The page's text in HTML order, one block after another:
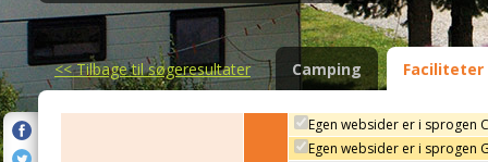
<<Tilbage til søgeresultater Camping Faciliteter
Egen websider er i sprogen
Egen websider er i sprogen